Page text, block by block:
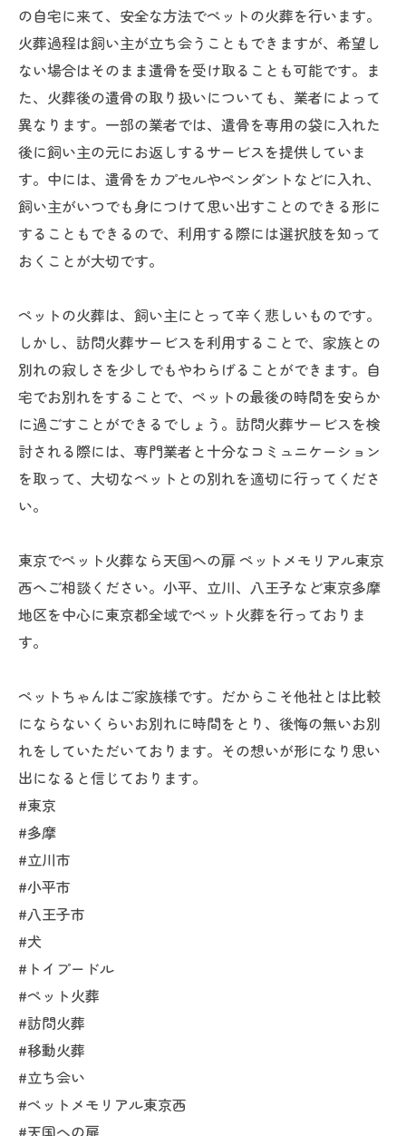
の自宅に来て、安全な方法でペットの火葬を行います。
火葬過程は飼い主が立ち会うこともできますが、希望し
ない場合はそのまま遺骨を受け取ることも可能です。ま
た、火葬後の遺骨の取り扱いについても、業者によって
異なります。一部の業者では、遺骨を専用の袋に入れた
後に飼い主の元にお返しするサービスを提供していま
す。中には、遺骨をカプセルやペンダントなどに入れ、
飼い主がいつでも身につけて思い出すことのできる形に
することもできるので、利用する際には選択肢を知って
おくことが大切です。
ペットの火葬は、飼い主にとって辛く悲しいものです。
しかし、訪問火葬サービスを利用することで、家族との
別れの寂しさを少しでもやわらげることができます。自
宅でお別れをすることで、ペットの最後の時間を安らか
に過ごすことができるでしょう。訪問火葬サービスを検
討される際には、専門業者と十分なコミュニケーション
を取って、大切なペットとの別れを適切に行ってくださ
い。
東京でペット火葬なら天国への扉 ペットメモリアル東京
西へご相談ください。小平、立川、八王子など東京多摩
地区を中心に東京都全域でペット火葬を行っておりま
す。
ペットちゃんはご家族様です。だからこそ他社とは比較
にならないくらいお別れに時間をとり、後悔の無いお別
れをしていただいております。その想いが形になり思い
出になると信じております。
#東京
#多摩
#立川市
#小平市
#八王子市
#犬
#トイプードル
#ペット火葬
#訪問火葬
#移動火葬
#立ち会い
#ペットメモリアル東京西
#天国への扉